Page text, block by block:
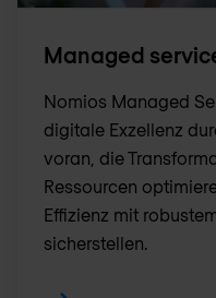
Managed
Nomios Managed
digitale Exzellenz
voran, die
Ressourcen
Effizienz mit
sicherstellen.